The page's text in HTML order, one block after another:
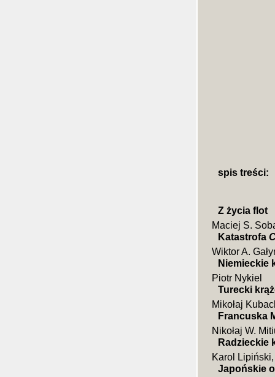
spis treści:
Z życia flot
Maciej S.
Katastrofa
Wiktor A.
Niemieckie
Piotr Nykiel
Turecki
Mikołaj
Francuska
Nikołaj W.
Radzieckie
Karol
Japońskie